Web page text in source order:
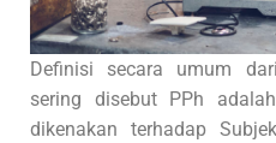
Definisi secara umum
sering disebut PPh
dikenakan terhadap